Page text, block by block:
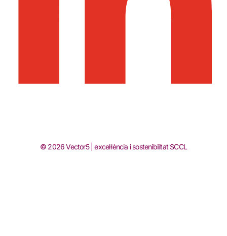
© 2026 Vector5 | excel·lència i sostenibilitat SCCL